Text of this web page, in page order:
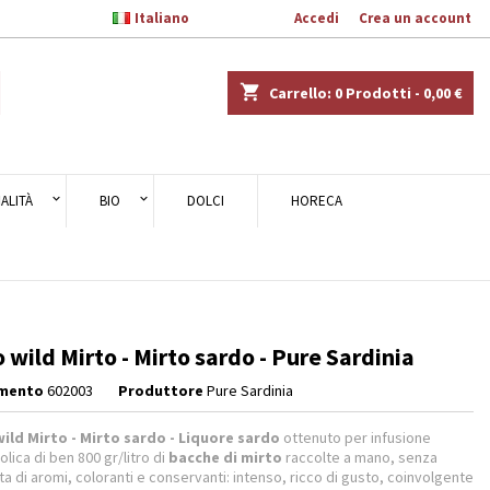
Accedi Crea un account
Italiano
shopping_cart Carrello: 0 Prodotti - 0,00 €
BIO DOLCI HORECA
wild Mirto - Mirto sardo - Pure Sardinia
602003 Produttore Pure Sardinia
Mirto - Mirto sardo - Liquore sardo ottenuto per infusione
di ben 800 gr/litro di bacche di mirto raccolte a mano, senza
di aromi, coloranti e conservanti: intenso, ricco di gusto, coinvolgente